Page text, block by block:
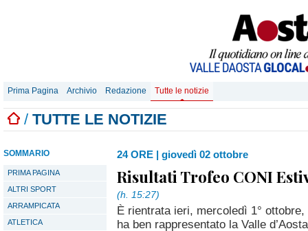
Prima Pagina Archivio Redazione Tutte le notizie
/ TUTTE LE NOTIZIE
SOMMARIO
PRIMA PAGINA
ALTRI SPORT
ARRAMPICATA
ATLETICA
24 ORE | giovedì 02 ottobre
Risultati Trofeo CONI
(h. 15:27)
È rientrata ieri, mercoledì 1°
ha ben rappresentato la Valle